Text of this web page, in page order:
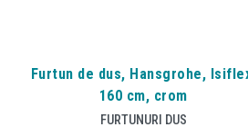
Furtun de dus, Hansgrohe,
160 cm, crom
FURTUNURI DUS